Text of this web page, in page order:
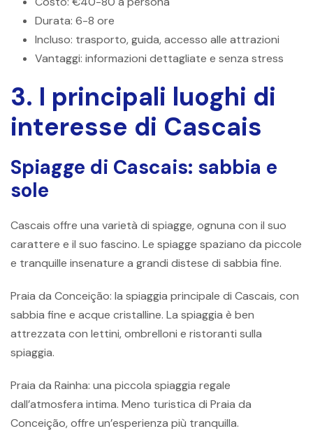
Durata: 6-8 ore
Incluso: trasporto, guida, accesso alle attrazioni
Vantaggi: informazioni dettagliate e senza stress
3. I principali luoghi di
interesse di Cascais
Spiagge di Cascais: sabbia e
sole
Cascais offre una varietà di spiagge, ognuna con il suo
carattere e il suo fascino. Le spiagge spaziano da piccole
e tranquille insenature a grandi distese di sabbia fine.
Praia da Conceição: la spiaggia principale di Cascais, con
sabbia fine e acque cristalline. La spiaggia è ben
attrezzata con lettini, ombrelloni e ristoranti sulla
spiaggia.
Praia da Rainha: una piccola spiaggia regale
dall’atmosfera intima. Meno turistica di Praia da
Conceição, offre un’esperienza più tranquilla.